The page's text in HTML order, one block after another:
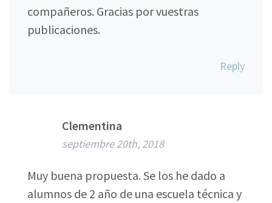
compañeros. Gracias por vuestras
publicaciones.
Reply
Clementina
septiembre 20th, 2018
Muy buena propuesta. Se los he dado a
alumnos de 2 año de una escuela técnica y